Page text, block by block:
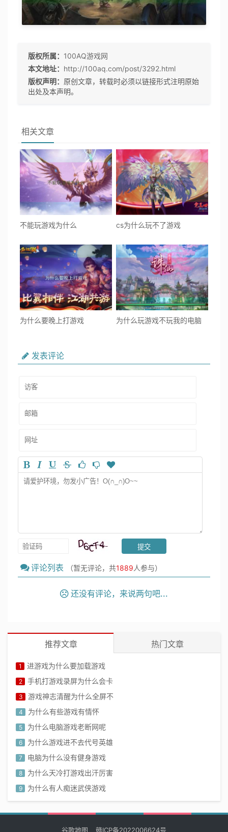
版权所属： 100AQ游戏网
本文地址： http://100aq.com/post/3292.html
版权声明： 原创文章，转载时必须以链接形式注明原始
出处及本声明。
相关文章
不能玩游戏为什么 cs为什么玩不了游戏
为什么要晚上打游戏 为什么玩游戏不玩我的电脑
发表评论
评论列表 （暂无评论，共1889人参与）
还没有评论，来说两句吧...
推荐文章 热门文章
1 进游戏为什么要加载游戏
2 手机打游戏录屏为什么会卡
3 游戏神志清醒为什么全屏不
4 为什么有些游戏有情怀
5 为什么电脑游戏老断网呢
6 为什么游戏进不去代号英雄
7 电脑为什么没有健身游戏
8 为什么天冷打游戏出汗厉害
9 为什么有人痴迷武侠游戏
10 为什么孩子爱玩打架游戏
谷歌地图 赣ICP备2022006624号